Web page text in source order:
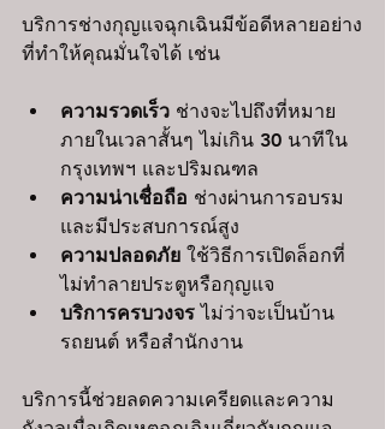
บริการช่างกุญแจฉุกเฉินมีข้อดีหลายอย่าง
ที่ทำให้คุณมั่นใจได้ เช่น
ความรวดเร็ว ช่างจะไปถึงที่หมาย
ภายในเวลาสั้นๆ ไม่เกิน 30 นาทีใน
กรุงเทพฯ และปริมณฑล
ความน่าเชื่อถือ ช่างผ่านการอบรม
และมีประสบการณ์สูง
ความปลอดภัย ใช้วิธีการเปิดล็อกที่
ไม่ทำลายประตูหรือกุญแจ
บริการครบวงจร ไม่ว่าจะเป็นบ้าน
รถยนต์ หรือสำนักงาน
บริการนี้ช่วยลดความเครียดและความ